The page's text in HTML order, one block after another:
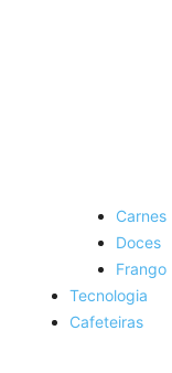
Carnes
Doces
Frango
Tecnologia
Cafeteiras